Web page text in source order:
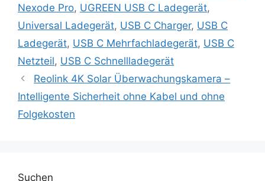
Nexode Pro, UGREEN USB C Ladegerät,
Universal Ladegerät, USB C Charger, USB C
Ladegerät, USB C Mehrfachladegerät, USB C
Netzteil, USB C Schnellladegerät
Reolink 4K Solar Überwachungskamera –
Intelligente Sicherheit ohne Kabel und ohne
Folgekosten
Suchen